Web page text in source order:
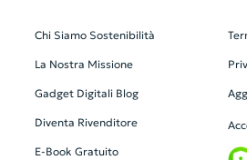
Chi Siamo Sostenibilità
La Nostra Missione
Gadget Digitali Blog
Diventa Rivenditore
E-Book Gratuito